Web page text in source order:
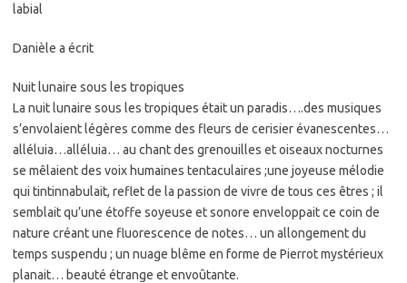
labial
Danièle a écrit
Nuit lunaire sous les tropiques
La nuit lunaire sous les tropiques était un paradis….des musiques
s’envolaient légères comme des fleurs de cerisier évanescentes…
alléluia…alléluia… au chant des grenouilles et oiseaux nocturnes
se mêlaient des voix humaines tentaculaires ;une joyeuse mélodie
qui tintinnabulait, reflet de la passion de vivre de tous ces êtres ; il
semblait qu’une étoffe soyeuse et sonore enveloppait ce coin de
nature créant une fluorescence de notes… un allongement du
temps suspendu ; un nuage blême en forme de Pierrot mystérieux
planait… beauté étrange et envoûtante.